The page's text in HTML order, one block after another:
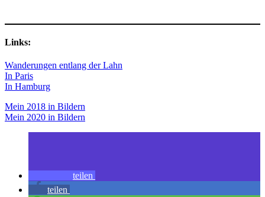
Links:
Wanderungen entlang der Lahn
In Paris
In Hamburg
Mein 2018 in Bildern
Mein 2020 in Bildern
teilen
teilen